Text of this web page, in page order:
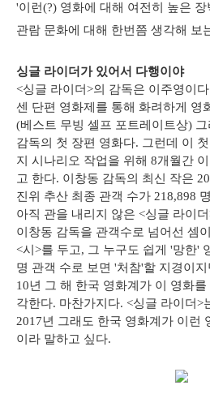
'이런(?) 영화에 대해 여전히 높은
관람 문화에 대해 한번쯤 생각해 보
싱글 라이더가 있어서 다행이야
<싱글 라이더>의 감독은 이주영이
센 단편 영화제를 통해 화려하게 영
(베스트 무빙 셀프 포트레이트상) 그
감독의 첫 장편 영화다. 그런데 이
지 시나리오 작업을 위해 8개월간
고 한다. 이창동 감독의 최신 작은
진위 추산 최종 관객 수가 218,898
아직 관을 내리지 않은 <싱글 라이
이창동 감독을 관객수로 넘어선 셈
<시>를 두고, 그 누구도 쉽게 '망한'
명 관객 수로 보면 '처참'할 지경이
10년 그 해 한국 영화계가 이 영화
각한다. 마찬가지다. <싱글 라이더>
2017년 그래도 한국 영화계가 이런
이라 말하고 싶다.